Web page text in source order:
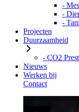
-
-
-
Projecten
Duurzaamheid
- CO2
Nieuws
Werken bij
Contact